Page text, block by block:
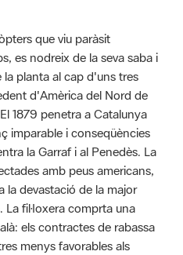
que viu paràsit
es nodreix de la seva saba i
planta al cap d'uns tres
d'Amèrica del Nord de
1879 penetra a Catalunya
imparable i conseqüències
la Garraf i al Penedès. La
amb peus americans,
la devastació de la major
La fil·loxera comprta una
els contractes de rabassa
menys favorables als